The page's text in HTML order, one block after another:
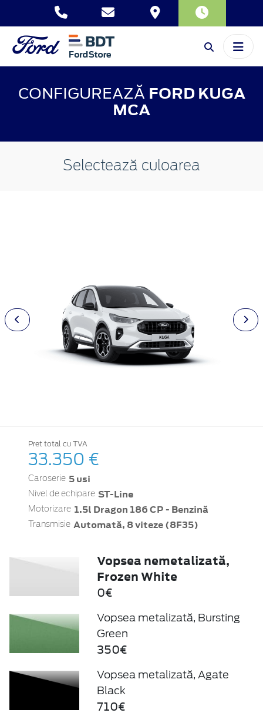
CONFIGUREAZĂ FORD KUGA
MCA
Selectează culoarea
Pret total cu TVA
33.350 €
Caroserie 5 usi
Nivel de echipare ST-Line
Motorizare 1.5l Dragon 186 CP - Benzină
Transmisie Automată, 8 viteze (8F35)
Vopsea nemetalizată,
Frozen White
0€
Vopsea metalizată, Bursting
Green
350€
Vopsea metalizată, Agate
Black
710€